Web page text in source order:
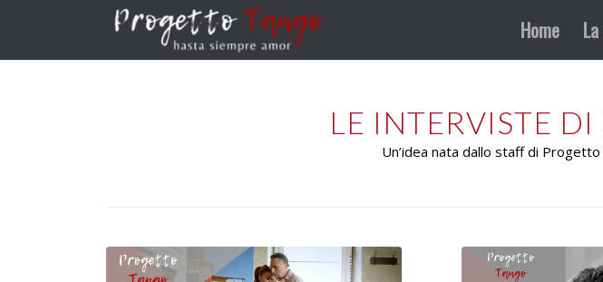
Home
LE INTERVISTE
Un’idea nata dallo staff di